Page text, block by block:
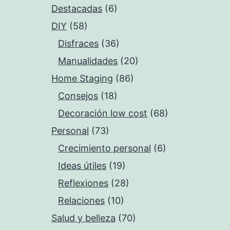
Destacadas (6)
DIY (58)
Disfraces (36)
Manualidades (20)
Home Staging (86)
Consejos (18)
Decoración low cost (68)
Personal (73)
Crecimiento personal (6)
Ideas útiles (19)
Reflexiones (28)
Relaciones (10)
Salud y belleza (70)